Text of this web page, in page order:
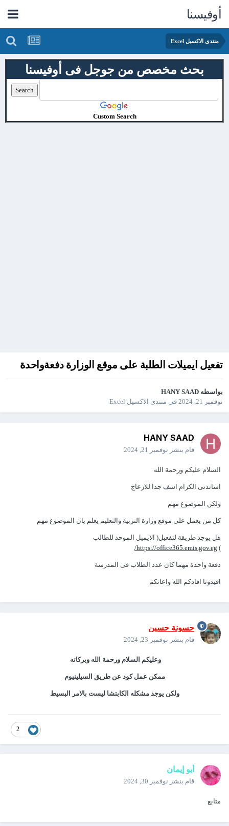
أوفيسنا
منتدى الاكسيل Excel
بحث مخصص من جوجل فى أوفيسنا
Custom Search
تفعيل ايميلات الطلبة على موقع الوزارة دفعةواحدة
بواسطه HANY SAAD
نوفمبر 21, 2024
في منتدى الاكسيل Excel
HANY SAAD
قام بنشر نوفمبر 21, 2024
السلام عليكم ورحمة الله
اساتذتى الكرام اسف جدا للازعاج
ولكن الموضوع مهم
كل من يعمل على موقع وزارة التربية والتعليم يعلم بان الموضوع مهم
هل يوجد طريقة لتفعيل( الايميل الموحد للطالب
)
https://office365.emis.gov.eg/
دفعة واحدة مهما كان عدد الطلاب فى المدرسة
افيدونا افادكم الله واعانكم
حسونة حسين
قام بنشر نوفمبر 23, 2024
وعليكم السلام ورحمة الله وبركاته
ممكن عمل كود عن طريق السيلينيوم
ولكن يوجد مشكله الكابتشا ليست بالامر البسيط
2
أبو إيمان
قام بنشر نوفمبر 30, 2024
متابع